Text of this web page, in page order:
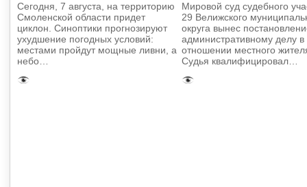
Сегодня, 7 августа, на территорию
Смоленской области придет
циклон. Синоптики прогнозируют
ухудшение погодных условий:
местами пройдут мощные ливни, а
небо…
Мировой суд судебного
29 Велижского
округа вынес
административному делу в
отношении местного
Судья квалифицировал…